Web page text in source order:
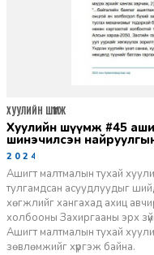
хуулийн шүүмж #45 ашигт малтмалын тухай хуулийн
шинэчилсэн найруулгын
2024-01-10
Ашигт малтмалын тухай
тулгамдсан асуудлуудыг
хөгжлийг хангахад ахиц
холбооны Захиргааны эрх
Ашигт малтмалын тухай
зөвлөмжийг хүргэж байна.
ХУУЛИЙН ШҮҮМЖ